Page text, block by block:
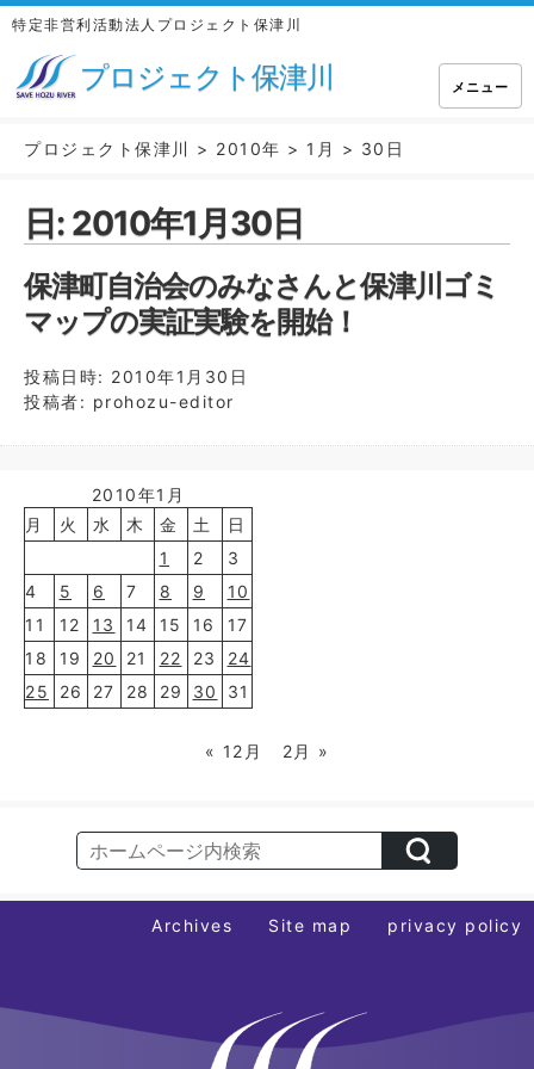
特定非営利活動法人プロジェクト保津川
プロジェクト保津川 メニュー
プロジェクト保津川 > 2010年 > 1月 > 30日
日: 2010年1月30日
保津町自治会のみなさんと保津川ゴミ
マップの実証実験を開始！
投稿日時: 2010年1月30日
投稿者: prohozu-editor
2010年1月
月
火 水 木 金 土
日
1
2
3
4
5 6 7 8 9
10
11
12 13 14 15 16
17
18
19 20 21 22 23
24
25
26 27 28 29 30 31
« 12月 2月 »
Archives Site map privacy policy